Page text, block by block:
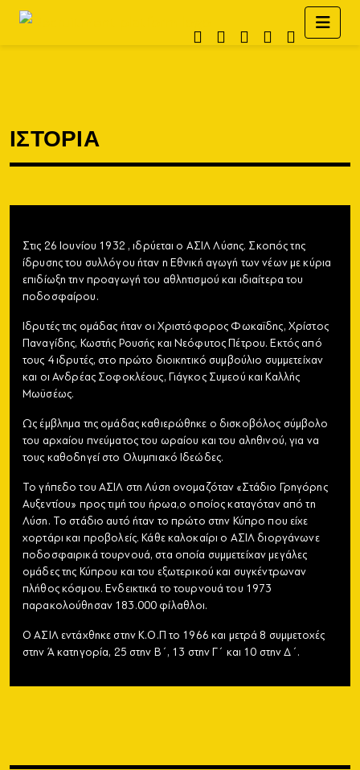
ΙΣΤΟΡΙΑ
Στις 26 Ιουνίου 1932 , ιδρύεται ο ΑΣΙΛ Λύσης. Σκοπός της
ίδρυσης του συλλόγου ήταν η Εθνική αγωγή των νέων με κύρια
επιδίωξη την προαγωγή του αθλητισμού και ιδιαίτερα του
ποδοσφαίρου.
Ιδρυτές της ομάδας ήταν οι Χριστόφορος Φωκαϊδης, Χρίστος
Παναγίδης, Κωστής Ρουσής και Νεόφυτος Πέτρου. Εκτός από
τους 4 ιδρυτές, στο πρώτο διοικητικό συμβούλιο συμμετείχαν
και οι Ανδρέας Σοφοκλέους, Γιάγκος Συμεού και Καλλής
Μωϋσέως.
Ως έμβλημα της ομάδας καθιερώθηκε ο δισκοβόλος σύμβολο
του αρχαίου πνεύματος του ωραίου και του αληθινού, για να
τους καθοδηγεί στο Ολυμπιακό Ιδεώδες.
Το γήπεδο του ΑΣΙΛ στη Λύση ονομαζόταν «Στάδιο Γρηγόρης
Αυξεντίου» προς τιμή του ήρωα,ο οποίος καταγόταν από τη
Λύση. Το στάδιο αυτό ήταν το πρώτο στην Κύπρο που είχε
χορτάρι και προβολείς. Κάθε καλοκαίρι ο ΑΣΙΛ διοργάνωνε
ποδοσφαιρικά τουρνουά, στα οποία συμμετείχαν μεγάλες
ομάδες της Κύπρου και του εξωτερικού και συγκέντρωναν
πλήθος κόσμου. Ενδεικτικά το τουρνουά του 1973
παρακολούθησαν 183.000 φίλαθλοι.
Ο ΑΣΙΛ εντάχθηκε στην Κ.Ο.Π το 1966 και μετρά 8 συμμετοχές
στην Ά κατηγορία, 25 στην Β´, 13 στην Γ´ και 10 στην Δ´.